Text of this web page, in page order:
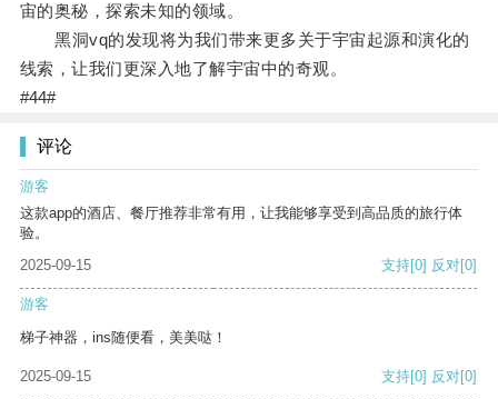
宙的奥秘，探索未知的领域。
黑洞vq的发现将为我们带来更多关于宇宙起源和演化的
线索，让我们更深入地了解宇宙中的奇观。
#44#
评论
游客
这款app的酒店、餐厅推荐非常有用，让我能够享受到高品质的旅行体
验。
2025-09-15
支持[0] 反对[0]
游客
梯子神器，ins随便看，美美哒！
2025-09-15 支持[0] 反对[0]